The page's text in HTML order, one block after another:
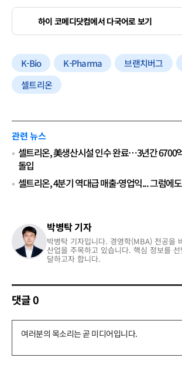
하이 코메디닷컴에서 다국어로 보기
K-Bio K-Pharma 브랜치버그
셀트리온
관련 뉴스
셀트리온, 美생산시설 인수 완료…3년간 6700
돌입
셀트리온, 4분기 역대급 매출·영업익... 그럼에
박병탁 기자
박병탁 기자입니다. 경영학(MBA) 전공을
산업을 주목하고 있습니다. 핵심 정보를
달하고자 합니다.
댓글0
댓